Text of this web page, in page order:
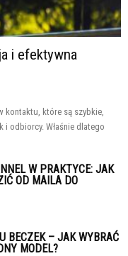
i efektywna
kontaktu, które są szybkie,
i odbiorcy. Właśnie dlatego
W PRAKTYCE: JAK
OD MAILA DO
BECZEK – JAK WYBRAĆ
MODEL?